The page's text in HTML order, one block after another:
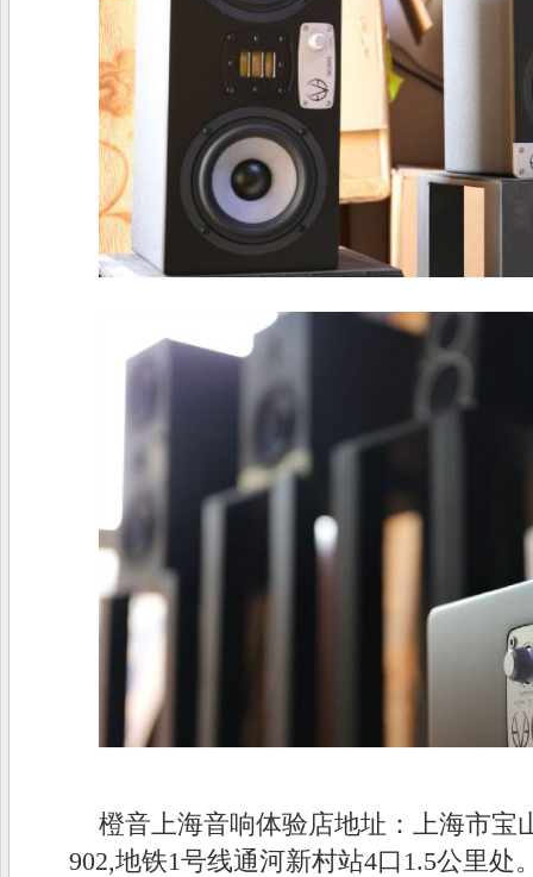
橙音上海音响体验店地址：上海市宝
902,地铁1号线通河新村站4口1.5公里处